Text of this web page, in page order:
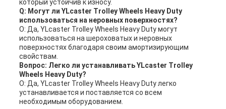
который устойчив к износу.
Q: Могут ли YLcaster Trolley Wheels Heavy Duty
использоваться на неровных поверхностях?
О: Да, YLcaster Trolley Wheels Heavy Duty могут
использоваться на шероховатых и неровных
поверхностях благодаря своим амортизирующим
свойствам.
Вопрос: Легко ли устанавливать YLcaster Trolley
Wheels Heavy Duty?
О: Да, YLcaster Trolley Wheels Heavy Duty легко
устанавливается и поставляется со всем
необходимым оборудованием.